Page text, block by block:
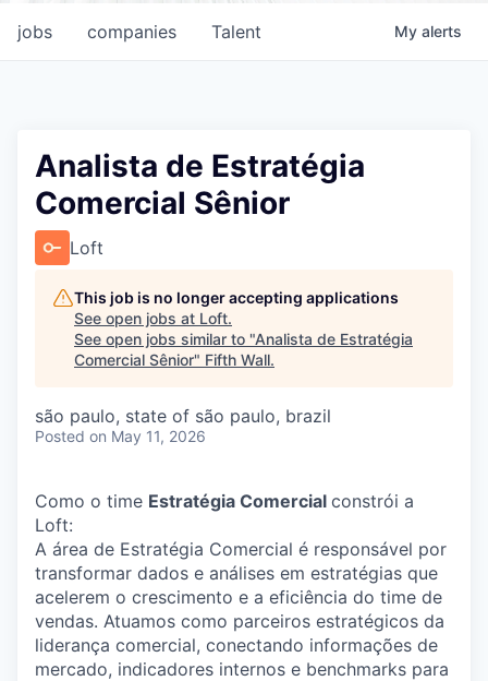
jobs companies Talent My alerts
Analista de Estratégia
Comercial Sênior
Loft
This job is no longer accepting applications
See open jobs at Loft.
See open jobs similar to "Analista de Estratégia
Comercial Sênior" Fifth Wall.
são paulo, state of são paulo, brazil
Posted on May 11, 2026
Como o time Estratégia Comercial constrói a
Loft:
A área de Estratégia Comercial é responsável por
transformar dados e análises em estratégias que
acelerem o crescimento e a eficiência do time de
vendas. Atuamos como parceiros estratégicos da
liderança comercial, conectando informações de
mercado, indicadores internos e benchmarks para